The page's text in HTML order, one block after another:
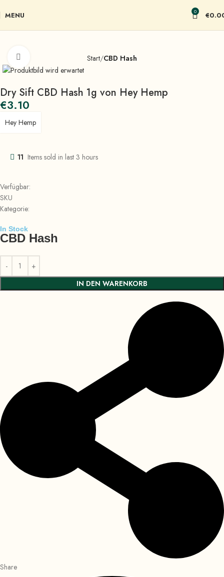
MENU 0 €
Start CBD Hash
Dry Sift CBD Hash 1g von Hey Hemp
€3.10
Hey Hemp
11 Items sold in last 3 hours
Verfügbar:
SKU
Kategorie:
In Stock
CBD Hash
IN DEN WARENKORB
Share